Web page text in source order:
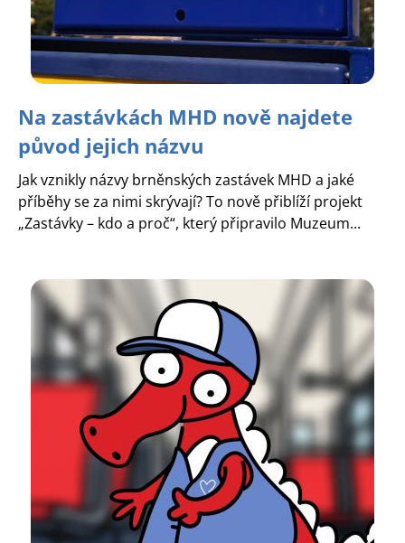
Na zastávkách MHD nově najdete
původ jejich názvu
Jak vznikly názvy brněnských zastávek MHD a jaké
příběhy se za nimi skrývají? To nově přiblíží projekt
„Zastávky – kdo a proč“, který připravilo Muzeum...